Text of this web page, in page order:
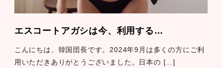
エスコートアガシは今、利用する…
こんにちは、韓国団長です。2024年9月は多くの方にご利
用いただきありがとうございました。日本の […]